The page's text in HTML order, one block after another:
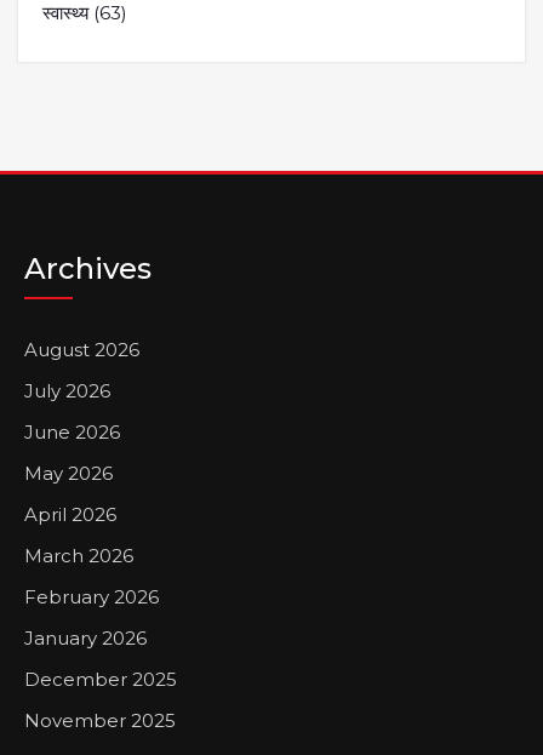
स्वास्थ्य(63)
Archives
August 2026
July 2026
June 2026
May 2026
April 2026
March 2026
February 2026
January 2026
December 2025
November 2025